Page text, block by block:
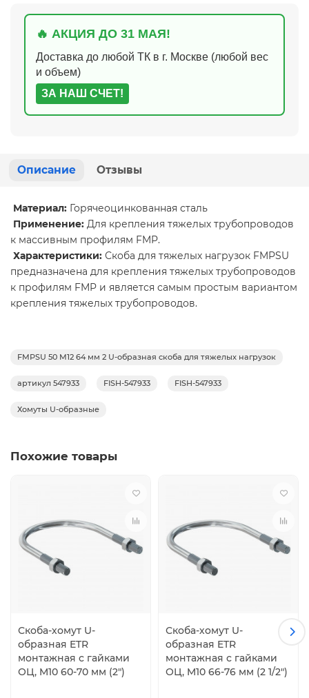
🔥 АКЦИЯ ДО 31 МАЯ!
Доставка до любой ТК в г. Москве (любой вес
и объем)
ЗА НАШ СЧЕТ!
Описание Отзывы
Материал: Горячеоцинкованная сталь
Применение: Для крепления тяжелых трубопроводов
к массивным профилям FMP.
Характеристики: Скоба для тяжелых нагрузок FMPSU
предназначена для крепления тяжелых трубопроводов
к профилям FMP и является самым простым вариантом
крепления тяжелых трубопроводов.
FMPSU 50 M12 64 мм 2 U-образная скоба для тяжелых нагрузок
артикул 547933 FISH-547933 FISH-547933
Хомуты U-образные
Похожие товары
Скоба-хомут U-
образная ETR
монтажная с гайками
ОЦ, M10 60-70 мм (2")
Скоба-хомут U-
образная ETR
монтажная с гайками
ОЦ, M10 66-76 мм (2 1/2")